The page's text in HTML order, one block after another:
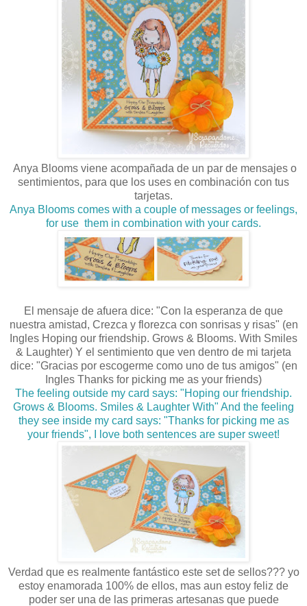
Anya Blooms viene acompañada de un par de mensajes o
sentimientos, para que los uses en combinación con tus
tarjetas.
Anya Blooms comes with a couple of messages or feelings,
for use them in combination with your cards.
El mensaje de afuera dice: "Con la esperanza de que
nuestra amistad, Crezca y florezca con sonrisas y risas" (en
Ingles Hoping our friendship. Grows & Blooms. With Smiles
& Laughter) Y el sentimiento que ven dentro de mi tarjeta
dice: "Gracias por escogerme como uno de tus amigos" (en
Ingles Thanks for picking me as your friends)
The feeling outside my card says: "Hoping our friendship.
Grows & Blooms. Smiles & Laughter With" And the feeling
they see inside my card says: "Thanks for picking me as
your friends", I love both sentences are super sweet!
Verdad que es realmente fantástico este set de sellos??? yo
estoy enamorada 100% de ellos, mas aun estoy feliz de
poder ser una de las primeras artesanas que puede